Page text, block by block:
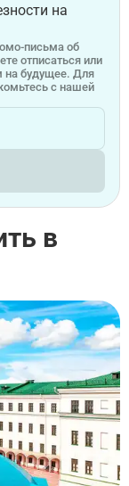
на
письма об
отписаться или
на будущее. Для
с нашей
в